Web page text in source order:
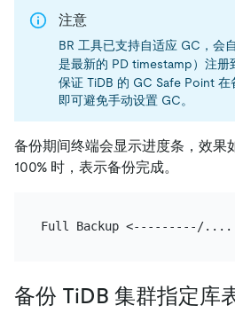
注意
BR 工具已支持自适应 GC，会
是最新的 PD timestamp）注册
保证 TiDB 的 GC Safe Point 在
即可避免手动设置 GC。
备份期间终端会显示进度条，效果
100% 时，表示备份完成。
备份 TiDB 集群指定库